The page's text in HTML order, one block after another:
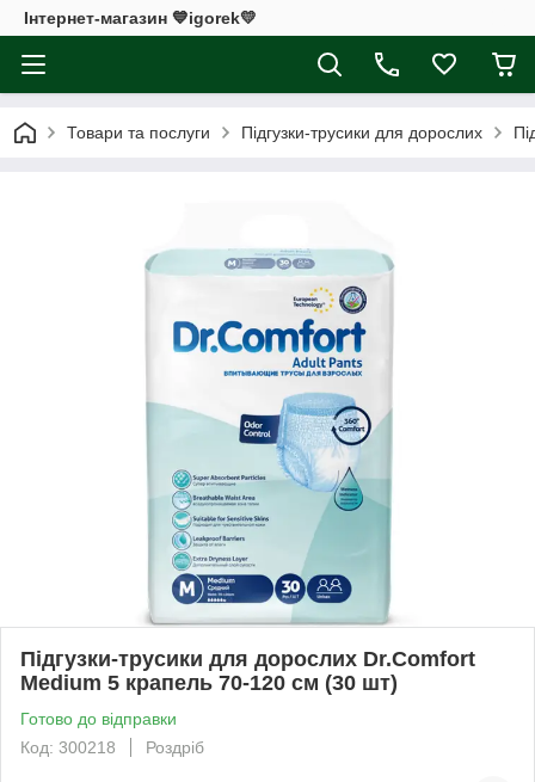
Інтернет-магазин 💙igorek💛
Товари та послуги Підгузки-трусики для дорослих
Підгузки-трусики для дорослих Dr.Comfort
Medium 5 крапель 70-120 см (30 шт)
Готово до відправки
Код: 300218
Роздріб